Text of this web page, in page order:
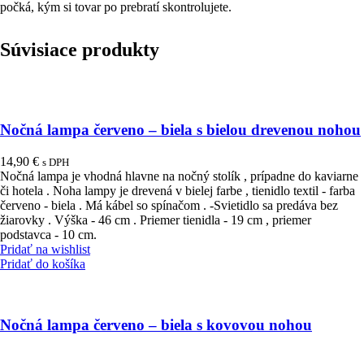
počká, kým si tovar po prebratí skontrolujete.
Súvisiace produkty
Nočná lampa červeno – biela s bielou drevenou nohou
14,90 € s DPH
Nočná lampa je vhodná hlavne na nočný stolík , prípadne do kaviarne
či hotela . Noha lampy je drevená v bielej farbe , tienidlo textil - farba
červeno - biela . Má kábel so spínačom . -Svietidlo sa predáva bez
žiarovky . Výška - 46 cm . Priemer tienidla - 19 cm , priemer
podstavca - 10 cm.
Pridať na wishlist
Pridať do košíka
Nočná lampa červeno – biela s kovovou nohou